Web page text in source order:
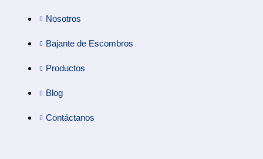
Nosotros
Bajante de Escombros
Productos
Blog
Contáctanos